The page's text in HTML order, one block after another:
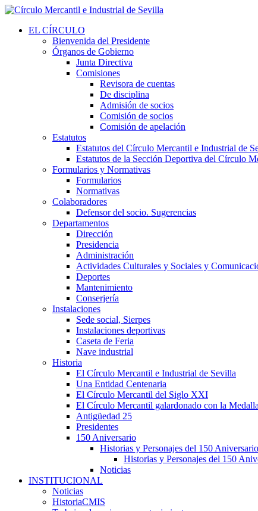
EL CÍRCULO
Bienvenida del Presidente
Órganos de Gobierno
Junta Directiva
Comisiones
Revisora de cuentas
De disciplina
Admisión de socios
Comisión de socios
Comisión de apelación
Estatutos
Estatutos del Círculo Mercantil e Industrial de
Estatutos de la Sección Deportiva del Círculo
Formularios y Normativas
Formularios
Normativas
Colaboradores
Defensor del socio. Sugerencias
Departamentos
Dirección
Presidencia
Administración
Actividades Culturales y Sociales y
Deportes
Mantenimiento
Conserjería
Instalaciones
Sede social, Sierpes
Instalaciones deportivas
Caseta de Feria
Nave industrial
Historia
El Círculo Mercantil e Industrial de Sevilla
Una Entidad Centenaria
El Círculo Mercantil del Siglo XXI
El Círculo Mercantil galardonado con la
Antigüedad 25
Presidentes
150 Aniversario
Historias y Personajes del 150 Aniversario
Historias y Personajes del 150
Noticias
INSTITUCIONAL
Noticias
HistoriaCMIS